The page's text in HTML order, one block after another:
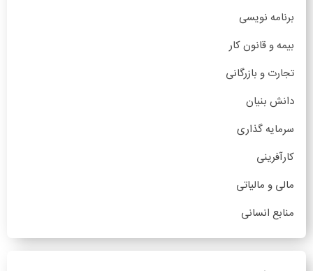
برنامه نویسی
بیمه و قانون کار
تجارت و بازرگانی
دانش بنیان
سرمایه گذاری
کارآفرینی
مالی و مالیاتی
منابع انسانی